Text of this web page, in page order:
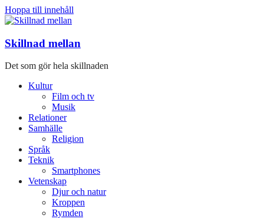
Hoppa till innehåll
Skillnad mellan
Det som gör hela skillnaden
Kultur
Film och tv
Musik
Relationer
Samhälle
Religion
Språk
Teknik
Smartphones
Vetenskap
Djur och natur
Kroppen
Rymden